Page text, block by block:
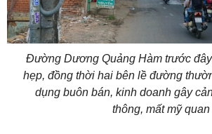
Đường Dương Quảng Hàm trước
hẹp, đồng thời hai bên lề đường
dụng buôn bán, kinh doanh gây
thông, mất mỹ quan